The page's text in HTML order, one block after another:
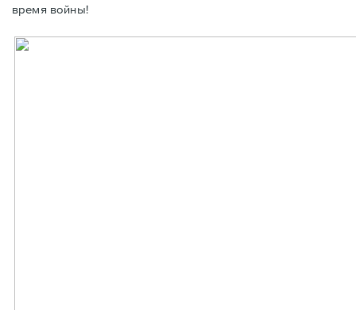
время войны!